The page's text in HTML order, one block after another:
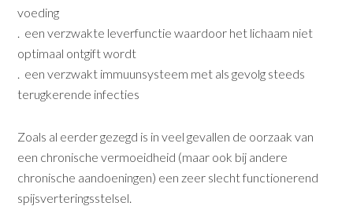
voeding
. een verzwakte leverfunctie waardoor het lichaam niet
optimaal ont­gift wordt
. een verzwakt immuunsysteem met als gevolg steeds
terugkerende infecties
Zoals al eerder gezegd is in veel gevallen de oorzaak van
een chronische vermoeidheid (maar ook bij andere
chronische aandoeningen) een zeer slecht functione­rend
spijsverteringsstelsel.